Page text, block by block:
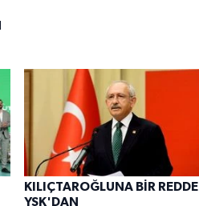
KILIÇTAROĞLUNA BİR REDDE
YSK'DAN